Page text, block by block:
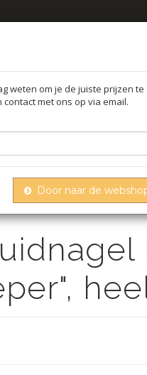
OLIE
1 kg
weten om je de juiste prijzen te
met ons op via email.
Door naar de